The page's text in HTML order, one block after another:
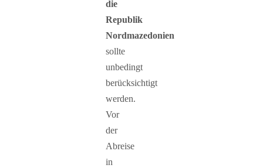
die
Republik
Nordmazedonien
sollte
unbedingt
berücksichtigt
werden.
Vor
der
Abreise
in